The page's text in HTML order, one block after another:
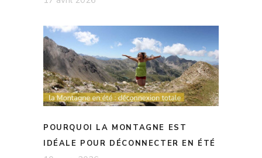
POURQUOI LA MONTAGNE EST
IDÉALE POUR DÉCONNECTER EN ÉTÉ